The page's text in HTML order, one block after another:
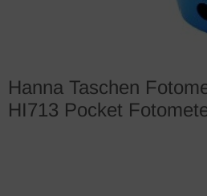
Hanna Taschen
HI713 Pocket